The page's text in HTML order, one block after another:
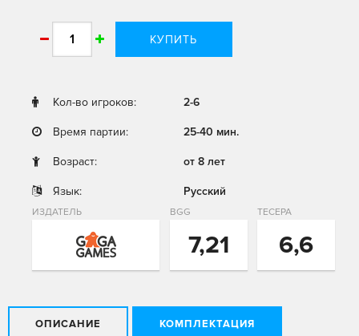
КУПИТЬ
Кол-во игроков: 2-6
Время партии: 25-40 мин.
Возраст: от 8 лет
Язык: Русский
ИЗДАТЕЛЬ BGG
7,21
ТЕСЕРА
6,6
ОПИСАНИЕ КОМПЛЕКТАЦИЯ